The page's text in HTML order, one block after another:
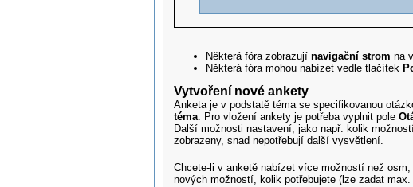
Některá fóra zobrazujínavigační strom na
Některá fóra mohou nabízet vedle tlačítek
Vytvoření nové ankety
Anketa je v podstatě téma se specifikovanou
téma . Pro vložení ankety je potřeba vyplnit pole
Další možnosti nastavení, jako např. kolik
zobrazeny, snad nepotřebují další vysvětlení.
Chcete-li v anketě nabízet více možností než
nových možností, kolik potřebujete (lze zadat